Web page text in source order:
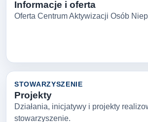
Informacje i oferta
Oferta Centrum Aktywizacji Osób
STOWARZYSZENIE
Projekty
Działania, inicjatywy i projekty
stowarzyszenie.